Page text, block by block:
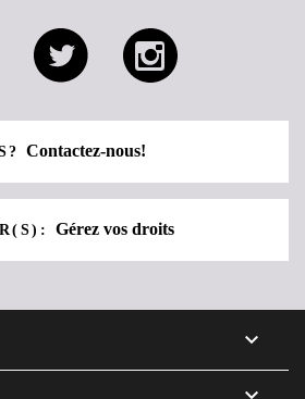
Contactez-nous!
Gérez vos droits
